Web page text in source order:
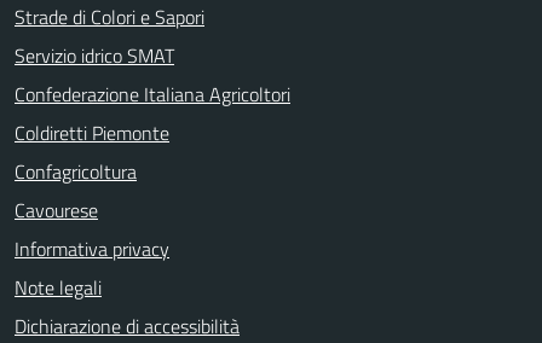
Strade di Colori e Sapori
Servizio idrico SMAT
Confederazione Italiana Agricoltori
Coldiretti Piemonte
Confagricoltura
Cavourese
Informativa privacy
Note legali
Dichiarazione di accessibilità